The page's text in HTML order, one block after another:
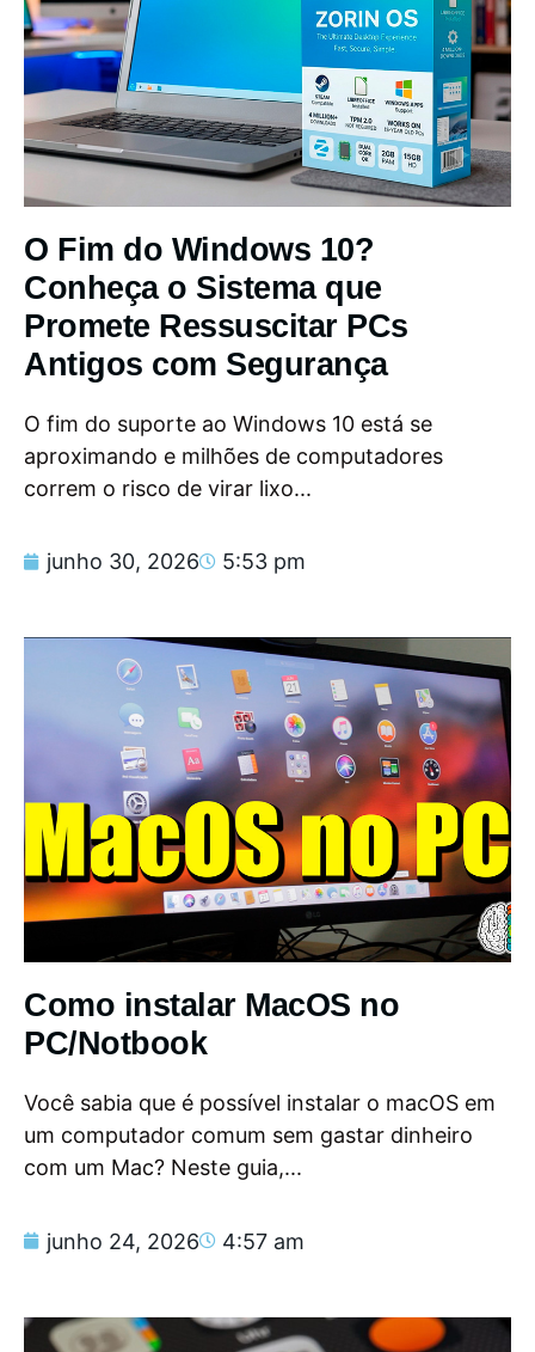
O Fim do Windows 10?
Conheça o Sistema que
Promete Ressuscitar PCs
Antigos com Segurança
O fim do suporte ao Windows 10 está se
aproximando e milhões de computadores
correm o risco de virar lixo...
junho 30, 2026 5:53 pm
Como instalar MacOS no
PC/Notbook
Você sabia que é possível instalar o macOS em
um computador comum sem gastar dinheiro
com um Mac? Neste guia,...
junho 24, 2026 4:57 am